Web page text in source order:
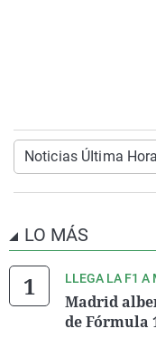
Noticias ÚItima Hora
LO MÁS
LLEGA LA F1 A
Madrid
de Fórmula